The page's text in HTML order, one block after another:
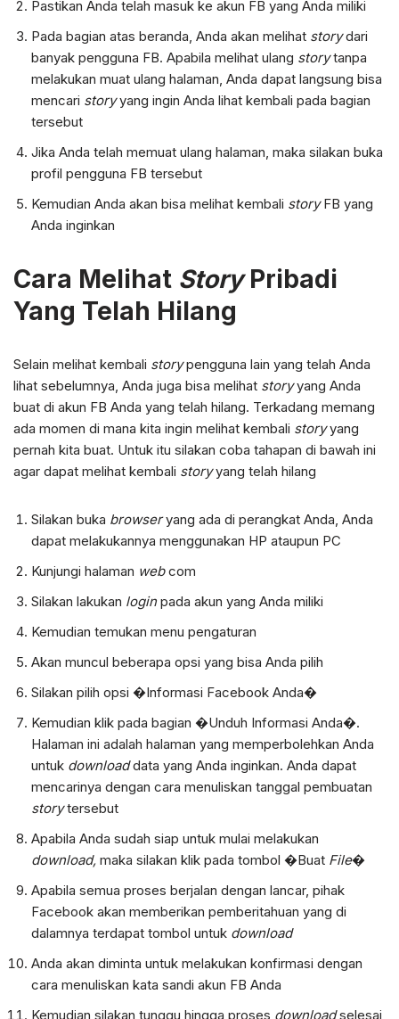
Pastikan Anda telah masuk ke akun FB yang Anda miliki
Pada bagian atas beranda, Anda akan melihat storydari
banyak pengguna FB. Apabila melihat ulang storytanpa
melakukan muat ulang halaman, Anda dapat langsung bisa
mencari storyyang ingin Anda lihat kembali pada bagian
tersebut
Jika Anda telah memuat ulang halaman, maka silakan buka
profil pengguna FB tersebut
Kemudian Anda akan bisa melihat kembali storyFB yang
Anda inginkan
Cara Melihat StoryPribadi
Yang Telah Hilang
Selain melihat kembali storypengguna lain yang telah Anda
lihat sebelumnya, Anda juga bisa melihat storyyang Anda
buat di akun FB Anda yang telah hilang. Terkadang memang
ada momen di mana kita ingin melihat kembali storyyang
pernah kita buat. Untuk itu silakan coba tahapan di bawah ini
agar dapat melihat kembali storyyang telah hilang
Silakan buka browseryang ada di perangkat Anda, Anda
dapat melakukannya menggunakan HP ataupun PC
Kunjungi halaman webcom
Silakan lakukan loginpada akun yang Anda miliki
Kemudian temukan menu pengaturan
Akan muncul beberapa opsi yang bisa Anda pilih
Silakan pilih opsi �Informasi Facebook Anda�
Kemudian klik pada bagian �Unduh Informasi Anda�.
Halaman ini adalah halaman yang memperbolehkan Anda
untuk downloaddata yang Anda inginkan. Anda dapat
mencarinya dengan cara menuliskan tanggal pembuatan
storytersebut
Apabila Anda sudah siap untuk mulai melakukan
download, maka silakan klik pada tombol �Buat File�
Apabila semua proses berjalan dengan lancar, pihak
Facebook akan memberikan pemberitahuan yang di
dalamnya terdapat tombol untuk download
Anda akan diminta untuk melakukan konfirmasi dengan
cara menuliskan kata sandi akun FB Anda
Kemudian silakan tunggu hingga proses downloadselesai